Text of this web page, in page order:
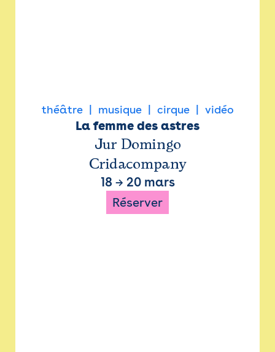
théâtre musique cirque vidéo
La femme des astres
Jur Domingo
Cridacompany
18 → 20 mars
Réserver